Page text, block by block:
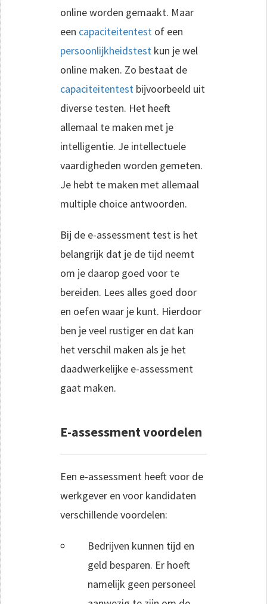
online worden gemaakt. Maar
een capaciteitentest of een
persoonlijkheidstest kun je wel
online maken. Zo bestaat de
capaciteitentest bijvoorbeeld uit
diverse testen. Het heeft
allemaal te maken met je
intelligentie. Je intellectuele
vaardigheden worden gemeten.
Je hebt te maken met allemaal
multiple choice antwoorden.
Bij de e-assessment test is het
belangrijk dat je de tijd neemt
om je daarop goed voor te
bereiden. Lees alles goed door
en oefen waar je kunt. Hierdoor
ben je veel rustiger en dat kan
het verschil maken als je het
daadwerkelijke e-assessment
gaat maken.
E-assessment voordelen
Een e-assessment heeft voor de
werkgever en voor kandidaten
verschillende voordelen:
Bedrijven kunnen tijd en
geld besparen. Er hoeft
namelijk geen personeel